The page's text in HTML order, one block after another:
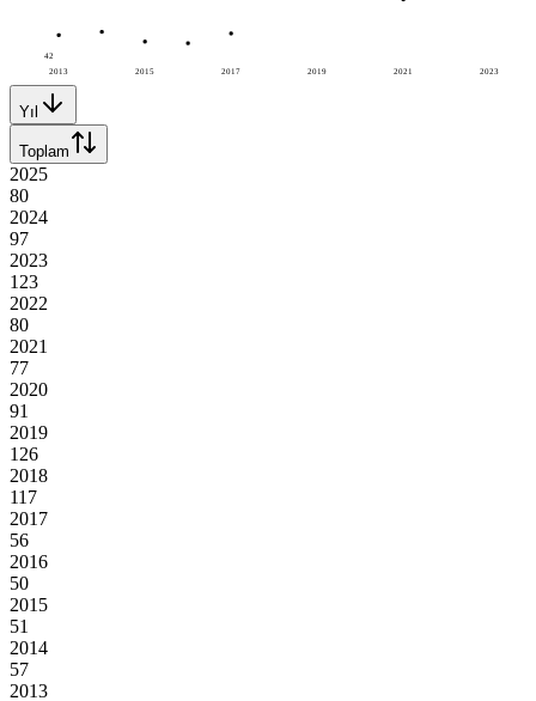
2013 2015 2017 2019 2021 2023
42
Yıl
Toplam
2025
80
2024
97
2023
123
2022
80
2021
77
2020
91
2019
126
2018
117
2017
56
2016
50
2015
51
2014
57
2013